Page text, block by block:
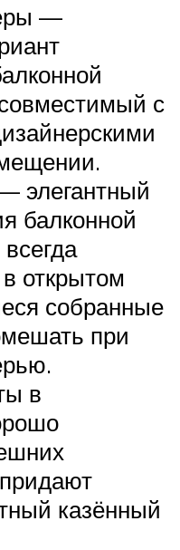
—
с
элегантный
балконной
открытом
собранные
при
в
казённый